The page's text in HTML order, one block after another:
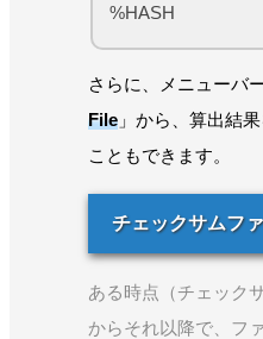
%HASH
さらに、メニューバ
File 」から、算出結
こともできます。
チェックサムフ
ある時点（チェック
からそれ以降で、フ